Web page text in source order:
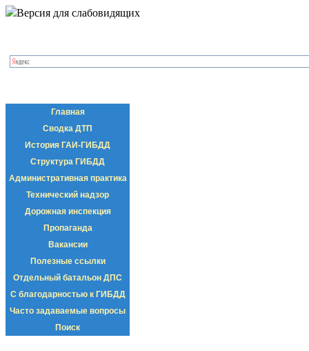
Версия для слабовидящих
Главная
Сводка ДТП
История ГАИ-ГИБДД
Структура ГИБДД
Административная практика
Технический надзор
Дорожная инспекция
Пропаганда
Вакансии
Полезные ссылки
Отдельный батальон ДПС
С благодарностью к ГИБДД
Часто задаваемые вопросы
Поиск